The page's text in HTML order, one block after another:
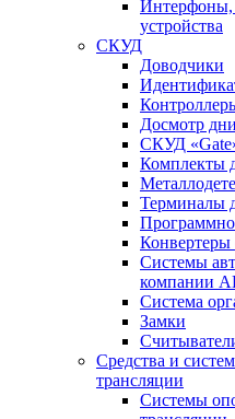
Интерфоны,
устройства
СКУД
Доводчики
Досмотр
СКУД
Комплекты
Терминалы
Конвертеры
Системы
компании
Система
Замки
Средства и
трансляции
Системы